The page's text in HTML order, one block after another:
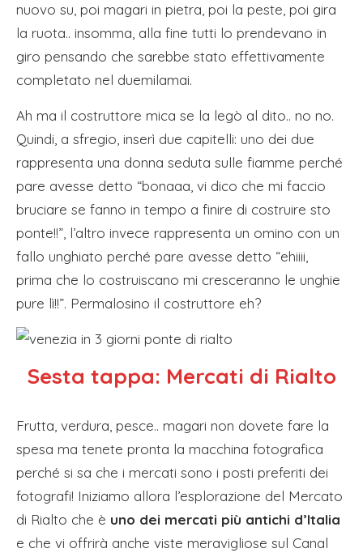
nuovo su, poi magari in pietra, poi la peste, poi gira
la ruota.. insomma, alla fine tutti lo prendevano in
giro pensando che sarebbe stato effettivamente
completato nel duemilamai.
Ah ma il costruttore mica se la legò al dito.. no no.
Quindi, a sfregio, inserì due capitelli: uno dei due
rappresenta una donna seduta sulle fiamme perché
pare avesse detto “bonaaa, vi dico che mi faccio
bruciare se fanno in tempo a finire di costruire sto
ponte!!”, l’altro invece rappresenta un omino con un
fallo unghiato perché pare avesse detto “ehiiii,
prima che lo costruiscano mi cresceranno le unghie
pure lì!!”. Permalosino il costruttore eh?
Sesta tappa: Mercati di Rialto
Frutta, verdura, pesce.. magari non dovete fare la
spesa ma tenete pronta la macchina fotografica
perché si sa che i mercati sono i posti preferiti dei
fotografi! Iniziamo allora l’esplorazione del Mercato
di Rialto che è uno dei mercati più antichi d’Italia
e che vi offrirà anche viste meravigliose sul Canal